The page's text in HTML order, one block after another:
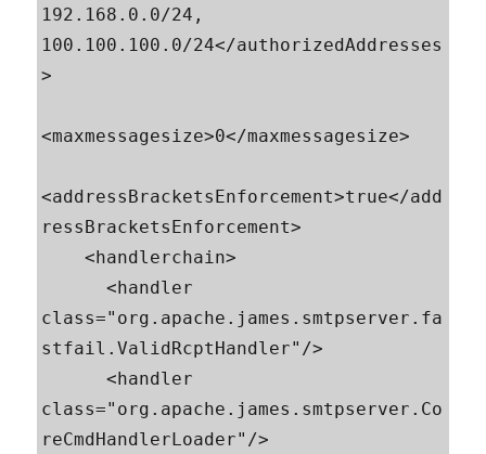
192.168.0.0/24,
100.100.100.0/24</authorizedAddresses
>
<maxmessagesize>0</maxmessagesize>
<addressBracketsEnforcement>true</add
ressBracketsEnforcement>
    <handlerchain>
      <handler
class="org.apache.james.smtpserver.fa
stfail.ValidRcptHandler"/>
      <handler
class="org.apache.james.smtpserver.Co
reCmdHandlerLoader"/>